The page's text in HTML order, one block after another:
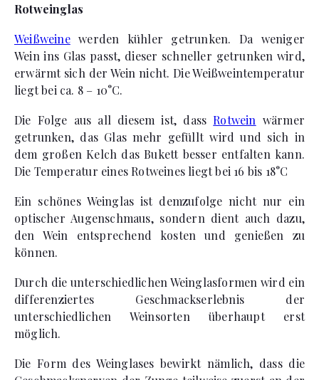
Rotweinglas
Weißweinewerden kühler getrunken. Da weniger
Wein ins Glas passt, dieser schneller getrunken wird,
erwärmt sich der Wein nicht. Die Weißweintemperatur
liegt bei ca. 8 – 10°C.
Die Folge aus all diesem ist, dass Rotwein wärmer
getrunken, das Glas mehr gefüllt wird und sich in
dem großen Kelch das Bukett besser entfalten kann.
Die Temperatur eines Rotweines liegt bei 16 bis 18°C
Ein schönes Weinglas ist demzufolge nicht nur ein
optischer Augenschmaus, sondern dient auch dazu,
den Wein entsprechend kosten und genießen zu
können.
Durch die unterschiedlichen Weinglasformen wird ein
differenziertes Geschmackserlebnis der
unterschiedlichen Weinsorten überhaupt erst
möglich.
Die Form des Weinglases bewirkt nämlich, dass die